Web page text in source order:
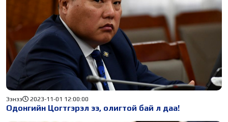
Одонгийн Цогтгэрэл ээ, олигтой бай л даа!
Ээнээ 2023-11-01 12:00:00